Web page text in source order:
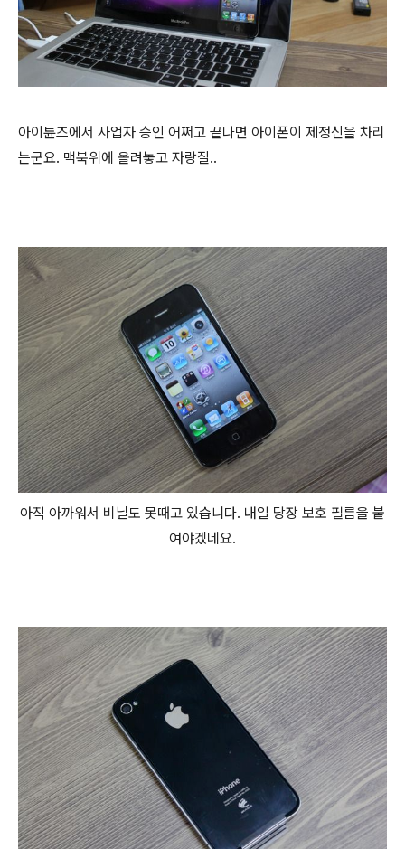
아이튠즈에서 사업자 승인 어쩌고 끝나면 아이폰이 제정신을 차리
는군요. 맥북위에 올려놓고 자랑질..
아직 아까워서 비닐도 못때고 있습니다. 내일 당장 보호 필름을 붙
여야겠네요.